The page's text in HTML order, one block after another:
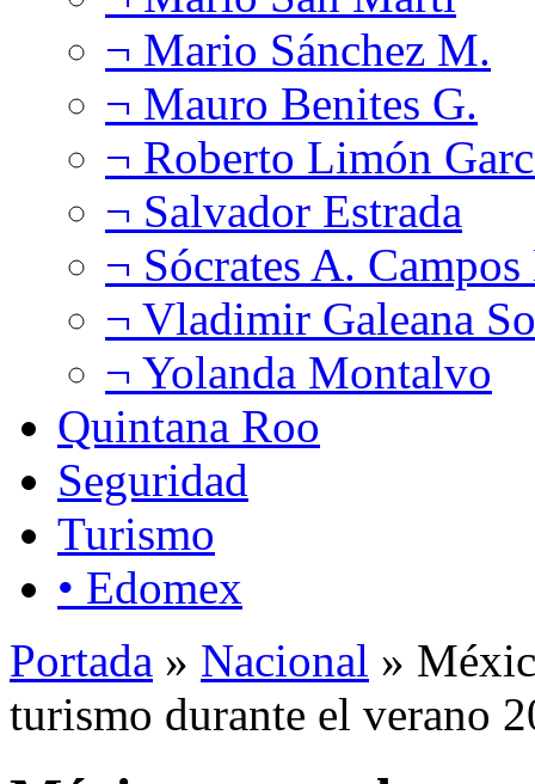
¬ Mario Sánchez M.
¬ Mauro Benites G.
¬ Roberto Limón
¬ Salvador Estrada
¬ Sócrates A.
¬ Vladimir Galeana
¬ Yolanda Montalvo
Quintana Roo
Seguridad
Turismo
• Edomex
Portada » Nacional »
turismo durante el verano